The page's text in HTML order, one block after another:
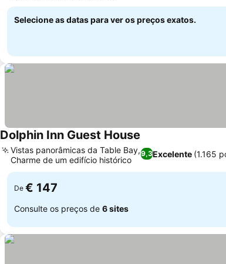
Selecione as datas para ver os preços exatos.
Dolphin Inn Guest House
9,3Excelente (1.165
Vistas panorâmicas da Table Bay,
Charme de um edifício histórico
De € 147
Consulte os preços de 6 sites